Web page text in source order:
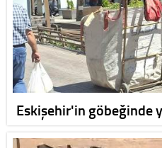
Eskişehir'in göbeğinde